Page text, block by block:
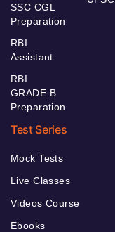
SSC CGL
Preparation
RBI
Assistant
RBI
GRADE B
Preparation
Test Series
Mock Tests
Live Classes
Videos Course
Ebooks